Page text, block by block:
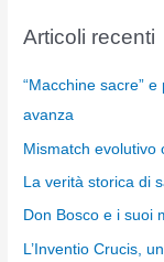
Articoli recenti
“Macchine sacre”
avanza
Mismatch evolutivo
La verità storica di
Don Bosco e i suoi
L’Inventio Crucis,